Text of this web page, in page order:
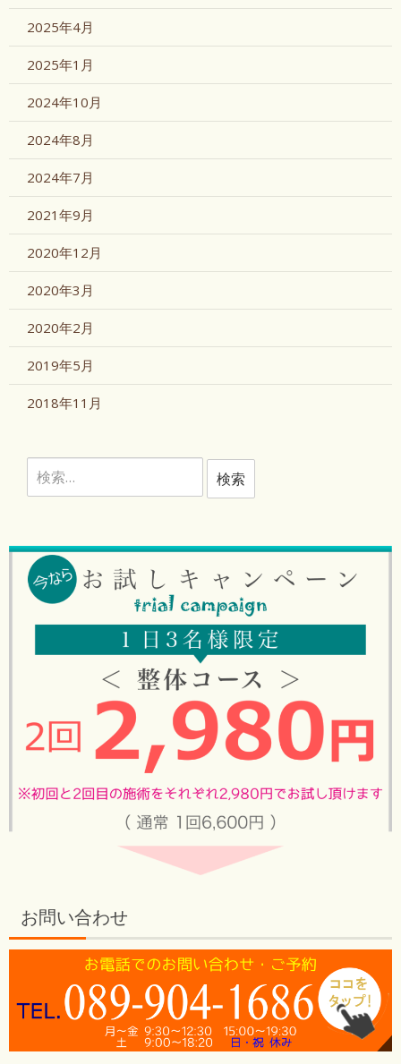
2025年4月
2025年1月
2024年10月
2024年8月
2024年7月
2021年9月
2020年12月
2020年3月
2020年2月
2019年5月
2018年11月
索:
お問い合わせ